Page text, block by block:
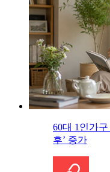
60대 1인가구
후’ 증가